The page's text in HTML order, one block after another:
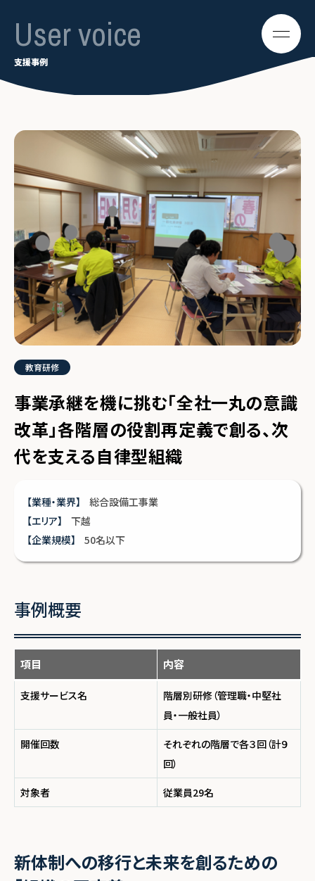
User voice
支援事例
教育研修
事業承継を機に挑む「全社一丸の意識
改革」各階層の役割再定義で創る、次
代を支える自律型組織
【業種・業界】
総合設備工事業
【エリア】
下越
【企業規模】
50名以下
事例概要
項目 内容
支援サービス名
階層別研修（管理職・中堅社
員・一般社員）
開催回数
それぞれの階層で各３回（計９
回）
対象者 従業員29名
新体制への移行と未来を創るための